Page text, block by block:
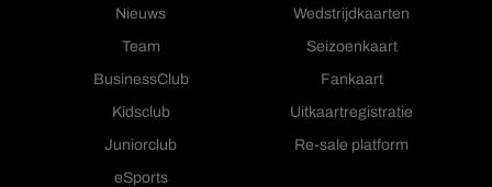
Nieuws
Team
BusinessClub
Kidsclub
Juniorclub
eSports
Wedstrijdkaarten
Seizoenkaart
Fankaart
Uitkaartregistratie
Re-sale platform